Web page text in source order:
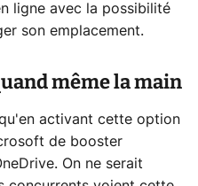
ligne avec la possibilité
son emplacement.
même la main
activant cette option
de booster
On ne serait